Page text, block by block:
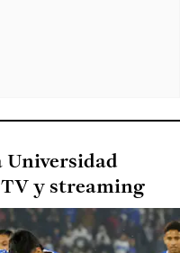
Universidad
y streaming